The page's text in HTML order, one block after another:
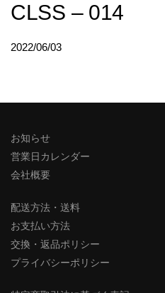
CLSS – 014
2022/06/03
お知らせ
営業日カレンダー
会社概要
配送方法・送料
お支払い方法
交換・返品ポリシー
プライバシーポリシー